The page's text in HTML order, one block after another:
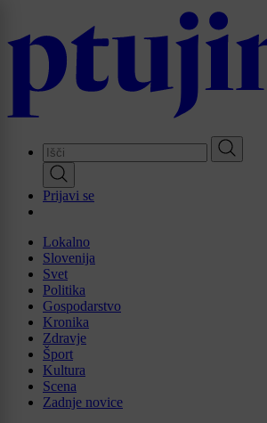
main
Prijavi se
Lokalno
Slovenija
Svet
Politika
Gospodarstvo
Kronika
Zdravje
Šport
Kultura
Scena
Zadnje novice